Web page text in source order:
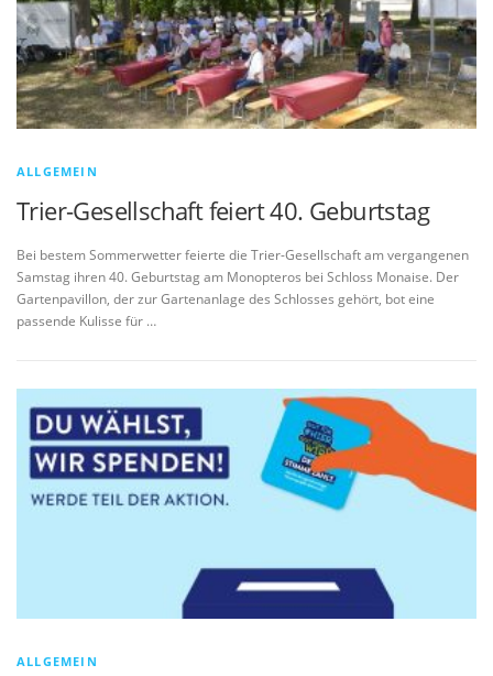
ALLGEMEIN
Trier-Gesellschaft feiert 40. Geburtstag
Bei bestem Sommerwetter feierte die Trier-Gesellschaft am vergangenen
Samstag ihren 40. Geburtstag am Monopteros bei Schloss Monaise. Der
Gartenpavillon, der zur Gartenanlage des Schlosses gehört, bot eine
passende Kulisse für …
ALLGEMEIN